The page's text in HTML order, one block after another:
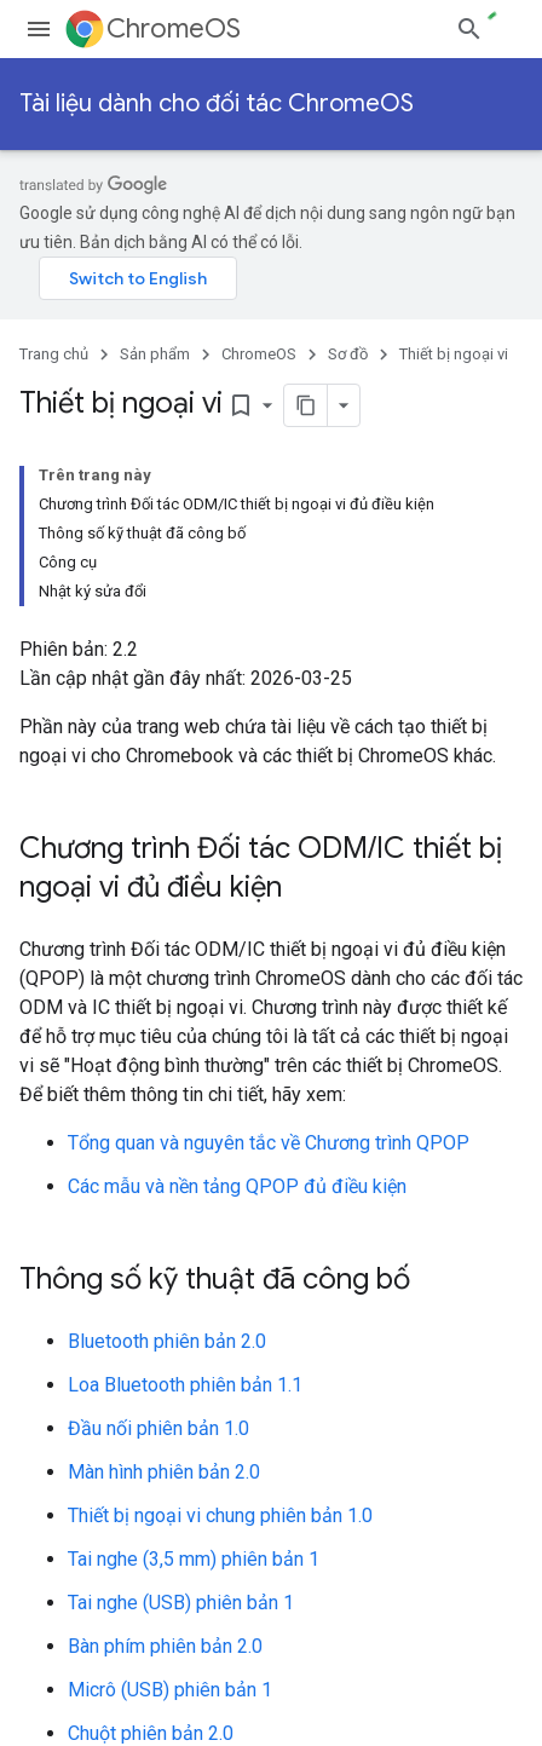
ChromeOS
Tài liệu dành cho đối tác ChromeOS
Google sử dụng công nghệ AI để dịch nội dung sang ngôn ngữ bạn
ưu tiên. Bản dịch bằng AI có thể có lỗi.
Trang chủ Sản phẩm ChromeOS Sơ đồ Thiết bị ngoại vi
Thiết bị ngoại vi bookmark_border
Trên trang này
Chương trình Đối tác ODM/IC thiết bị ngoại vi đủ điều kiện
Thông số kỹ thuật đã công bố
Công cụ
Nhật ký sửa đổi
Phiên bản: 2.2
Lần cập nhật gần đây nhất: 2026-03-25
Phần này của trang web chứa tài liệu về cách tạo thiết bị
ngoại vi cho Chromebook và các thiết bị ChromeOS khác.
Chương trình Đối tác ODM/IC thiết bị
ngoại vi đủ điều kiện
Chương trình Đối tác ODM/IC thiết bị ngoại vi đủ điều kiện
(QPOP) là một chương trình ChromeOS dành cho các đối tác
ODM và IC thiết bị ngoại vi. Chương trình này được thiết kế
để hỗ trợ mục tiêu của chúng tôi là tất cả các thiết bị ngoại
vi sẽ "Hoạt động bình thường" trên các thiết bị ChromeOS.
Để biết thêm thông tin chi tiết, hãy xem:
Tổng quan và nguyên tắc về Chương trình QPOP
Các mẫu và nền tảng QPOP đủ điều kiện
Thông số kỹ thuật đã công bố
Bluetooth phiên bản 2.0
Loa Bluetooth phiên bản 1.1
Đầu nối phiên bản 1.0
Màn hình phiên bản 2.0
Thiết bị ngoại vi chung phiên bản 1.0
Tai nghe (3,5 mm) phiên bản 1
Tai nghe (USB) phiên bản 1
Bàn phím phiên bản 2.0
Micrô (USB) phiên bản 1
Chuột phiên bản 2.0